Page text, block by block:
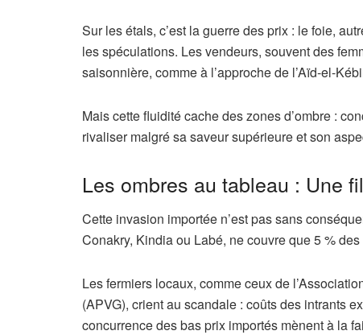
Sur les étals, c’est la guerre des prix : le foie,
les spéculations. Les vendeurs, souvent des
saisonnière, comme à l’approche de l’Aïd-el-
Mais cette fluidité cache des zones d’ombre :
rivaliser malgré sa saveur supérieure et son
Les ombres au tableau : Une
Cette invasion importée n’est pas sans
Conakry, Kindia ou Labé, ne couvre que 5 %
Les fermiers locaux, comme ceux de
(APVG), crient au scandale : coûts des intrants
concurrence des bas prix importés mènent à la